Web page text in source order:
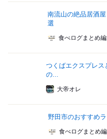
南流山の絶品居酒
選
食べログまとめ
つくばエクスプレス
の...
大帝オレ
野田市のおすすめ
食べログまとめ